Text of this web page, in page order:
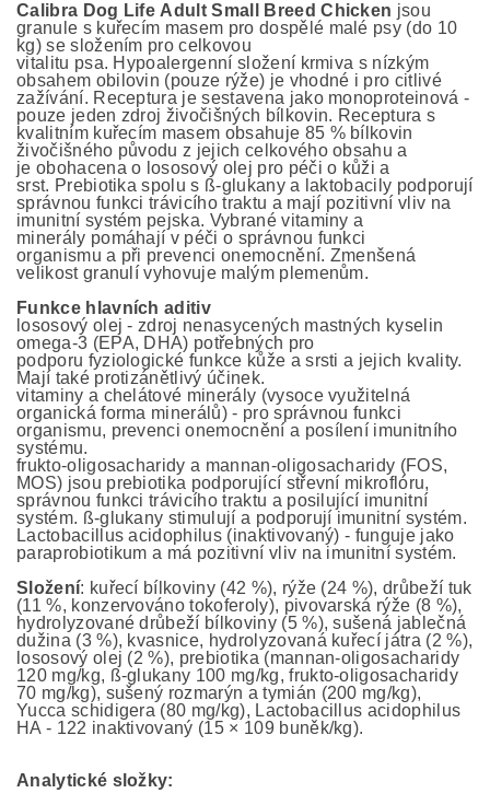
Calibra Dog Life Adult Small Breed Chicken jsou
granule s kuřecím masem pro dospělé malé psy (do 10
kg) se složením pro celkovou
vitalitu psa. Hypoalergenní složení krmiva s nízkým
obsahem obilovin (pouze rýže) je vhodné i pro citlivé
zažívání. Receptura je sestavena jako monoproteinová -
pouze jeden zdroj živočišných bílkovin. Receptura s
kvalitním kuřecím masem obsahuje 85 % bílkovin
živočišného původu z jejich celkového obsahu a
je obohacena o lososový olej pro péči o kůži a
srst. Prebiotika spolu s ß-glukany a laktobacily podporují
správnou funkci trávicího traktu a mají pozitivní vliv na
imunitní systém pejska. Vybrané vitaminy a
minerály pomáhají v péči o správnou funkci
organismu a při prevenci onemocnění. Zmenšená
velikost granulí vyhovuje malým plemenům.
Funkce hlavních aditiv
lososový olej - zdroj nenasycených mastných kyselin
omega-3 (EPA, DHA) potřebných pro
podporu fyziologické funkce kůže a srsti a jejich kvality.
Mají také protizánětlivý účinek.
vitaminy a chelátové minerály (vysoce využitelná
organická forma minerálů) - pro správnou funkci
organismu, prevenci onemocnění a posílení imunitního
systému.
frukto-oligosacharidy a mannan-oligosacharidy (FOS,
MOS) jsou prebiotika podporující střevní mikroflóru,
správnou funkci trávicího traktu a posilující imunitní
systém. ß-glukany stimulují a podporují imunitní systém.
Lactobacillus acidophilus (inaktivovaný) - funguje jako
paraprobiotikum a má pozitivní vliv na imunitní systém.
Složení: kuřecí bílkoviny (42 %), rýže (24 %), drůbeží tuk
(11 %, konzervováno tokoferoly), pivovarská rýže (8 %),
hydrolyzované drůbeží bílkoviny (5 %), sušená jablečná
dužina (3 %), kvasnice, hydrolyzovaná kuřecí játra (2 %),
lososový olej (2 %), prebiotika (mannan-oligosacharidy
120 mg/kg, ß-glukany 100 mg/kg, frukto-oligosacharidy
70 mg/kg), sušený rozmarýn a tymián (200 mg/kg),
Yucca schidigera (80 mg/kg), Lactobacillus acidophilus
HA - 122 inaktivovaný (15 × 109 buněk/kg).
Analytické složky: